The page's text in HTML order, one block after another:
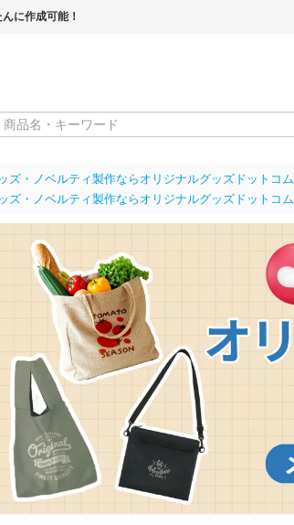
に作成可能！
ズ・ノベルティ製作ならオリジナルグッズドットコム
ズ・ノベルティ製作ならオリジナルグッズドットコム